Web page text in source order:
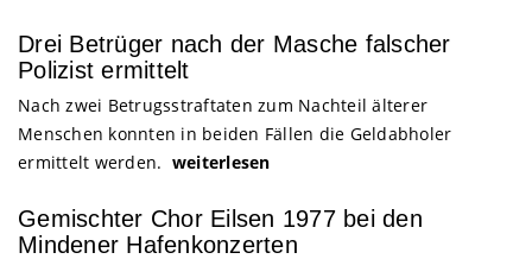
Drei Betrüger nach der Masche falscher
Polizist ermittelt
Nach zwei Betrugsstraftaten zum Nachteil älterer
Menschen konnten in beiden Fällen die Geldabholer
ermittelt werden. weiterlesen
Gemischter Chor Eilsen 1977 bei den
Mindener Hafenkonzerten